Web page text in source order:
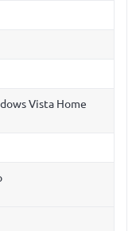
Vista Home